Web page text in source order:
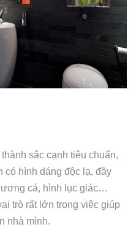
sắc cạnh tiêu chuẩn,
có hình dáng độc lạ, đầy
cá, hình lục giác…
trò rất lớn trong việc giúp
nhà mình.